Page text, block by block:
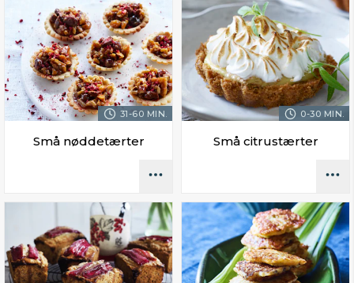
31-60 MIN.
Små nøddetærter
0-30 MIN.
Små citrustærter